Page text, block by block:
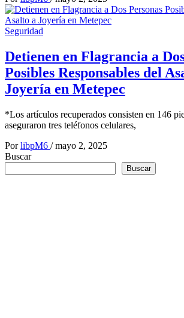
Seguridad
Detienen en Flagrancia a
Posibles Responsables del
Joyería en Metepec
*Los artículos recuperados consisten en 146
aseguraron tres teléfonos celulares,
Por libpM6 / mayo 2, 2025
Buscar
Buscar